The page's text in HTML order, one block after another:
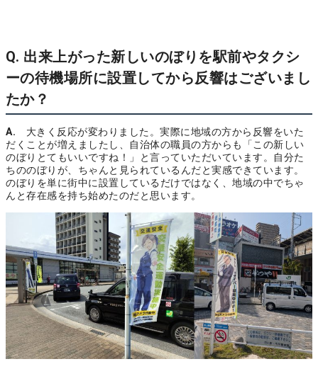
Q. 出来上がった新しいのぼりを駅前やタクシ
ーの待機場所に設置してから反響はございまし
たか？
A. 大きく反応が変わりました。実際に地域の方から反響をいた
だくことが増えましたし、自治体の職員の方からも「この新しい
のぼりとてもいいですね！」と言っていただいています。自分た
ちののぼりが、ちゃんと見られているんだと実感できています。
のぼりを単に街中に設置しているだけではなく、地域の中でちゃ
んと存在感を持ち始めたのだと思います。